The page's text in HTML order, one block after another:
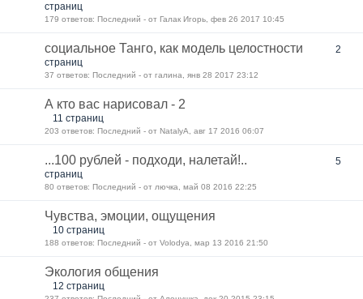
страниц
179 ответов: Последний - от Галак Игорь, фев 26 2017 10:45
социальное Танго, как модель целостности
2
страниц
37 ответов: Последний - от галина, янв 28 2017 23:12
А кто вас нарисовал - 2
11 страниц
203 ответов: Последний - от NatalyA, авг 17 2016 06:07
...100 рублей - подходи, налетай!..
5
страниц
80 ответов: Последний - от лючка, май 08 2016 22:25
Чувства, эмоции, ощущения
10 страниц
188 ответов: Последний - от Volodya, мар 13 2016 21:50
Экология общения
12 страниц